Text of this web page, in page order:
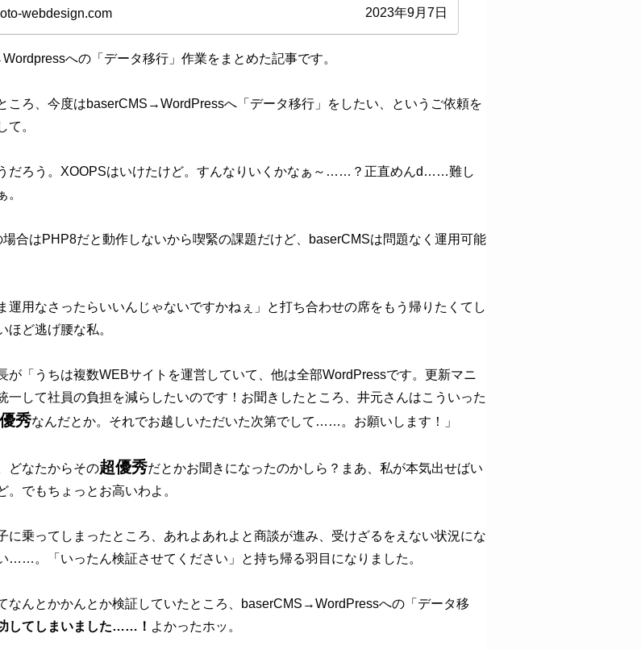
webdesign.com 2023年9月7日
への「データ移行」作業をまとめた記事です。
ころ、今度はbaserCMS→WordPressへ「データ移行」をしたい、というご依頼を
て。
だろう。XOOPSはいけたけど。すんなりいくかなぁ～……？正直めんd……難し
。
場合はPHP8だと動作しないから喫緊の課題だけど、baserCMSは問題なく運用可能
運用なさったらいいんじゃないですかねぇ」と打ち合わせの席をもう帰りたくてし
ほど逃げ腰な私。
が「うちは複数WEBサイトを運営していて、他は全部WordPressです。更新マニ
一して社員の負担を減らしたいのです！お聞きしたところ、井元さんはこういった
秀なんだとか。それでお越しいただいた次第でして……。お願いします！」
どなたからその超優秀だとかお聞きになったのかしら？まあ、私が本気出せばい
。でもちょっとお高いわよ。
に乗ってしまったところ、あれよあれよと商談が進み、受けざるをえない状況にな
……。「いったん検証させてください」と持ち帰る羽目になりました。
なんとかかんとか検証していたところ、baserCMS→WordPressへの「データ移
してしまいました……！ よかったホッ。